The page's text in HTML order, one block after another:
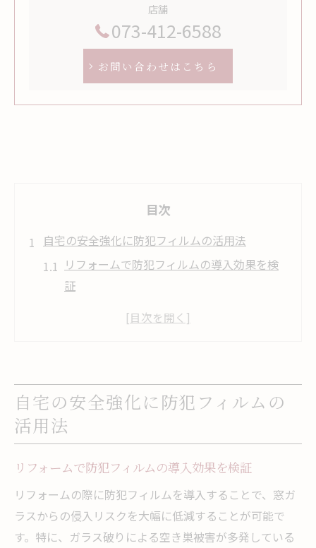
店舗
073-412-6588
お問い合わせはこちら
目次
自宅の安全強化に防犯フィルムの活用法
リフォームで防犯フィルムの導入効果を検
証
防犯フィルムは意味ないのか実際の実力に
防犯フィルムおすすめ活用法と賢いリフォ
ーム術
リフォーム時の防犯フィルム最強ポイント
を解説
防犯フィルムCPマーク製品の実力と選び方
リフォームで注目されるCPマークの防犯性
能とは
自宅の安全強化に防犯フィルムの
活用法
リフォームで防犯フィルムの導入効果を検証
リフォームの際に防犯フィルムを導入することで、窓ガ
ラスからの侵入リスクを大幅に低減することが可能で
す。特に、ガラス破りによる空き巣被害が多発している